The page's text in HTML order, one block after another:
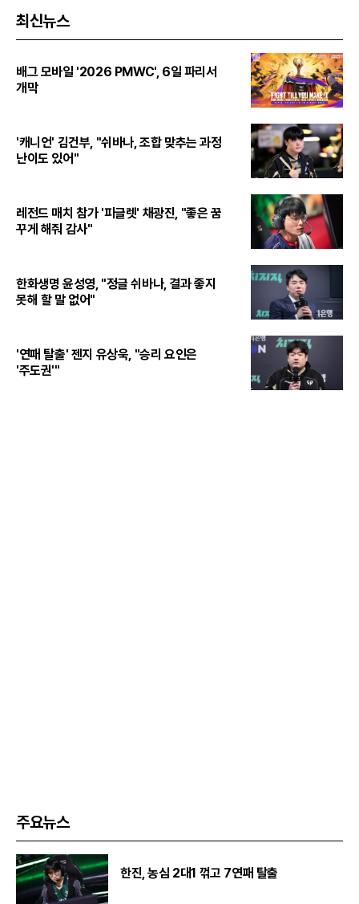
최신뉴스
배그 모바일 '2026 PMWC', 6일 파리서
개막
'캐니언' 김건부, "쉬바나, 조합 맞추는 과정
난이도 있어"
레전드 매치 참가 '피글렛' 채광진, "좋은 꿈
꾸게 해줘 감사"
한화생명 윤성영, "정글 쉬바나, 결과 좋지
못해 할 말 없어"
'연패 탈출' 젠지 유상욱, "승리 요인은
'주도권'"
주요뉴스
한진, 농심 2대1 꺾고 7연패 탈출